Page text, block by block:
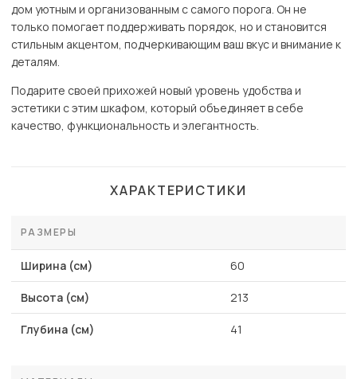
дом уютным и организованным с самого порога. Он не
только помогает поддерживать порядок, но и становится
стильным акцентом, подчеркивающим ваш вкус и внимание к
деталям.
Подарите своей прихожей новый уровень удобства и
эстетики с этим шкафом, который объединяет в себе
качество, функциональность и элегантность.
ХАРАКТЕРИСТИКИ
РАЗМЕРЫ
Ширина (см) 60
Высота (см) 213
Глубина (см) 41